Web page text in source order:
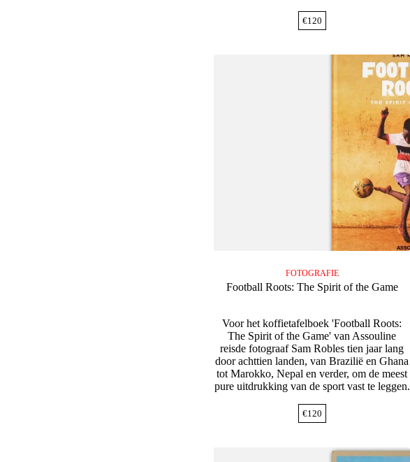
€120
FOTOGRAFIE
Football Roots: The Spirit of the Game
Voor het koffietafelboek 'Football Roots:
The Spirit of the Game' van Assouline
reisde fotograaf Sam Robles tien jaar lang
door achttien landen, van Brazilië en Ghana
tot Marokko, Nepal en verder, om de meest
pure uitdrukking van de sport vast te leggen.
€120